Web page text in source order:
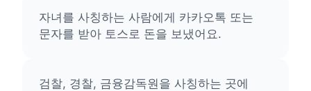
자녀를 사칭하는 사람에게 카카오톡 또는
문자를 받아 토스로 돈을 보냈어요.
검찰, 경찰, 금융감독원을 사칭하는 곳에